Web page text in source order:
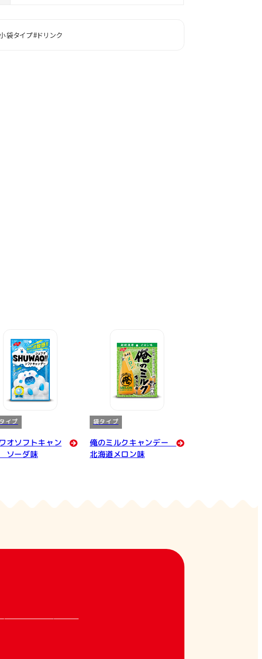
袋タイプ#ドリンク
イプ
オソフトキャン
ソーダ味
袋タイプ
俺のミルクキャンデー
北海道メロン味